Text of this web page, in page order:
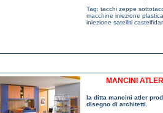
Tag: tacchi zeppe
macchine iniezione
iniezione satelliti
MANCINI
la ditta mancini atler
disegno di architetti.